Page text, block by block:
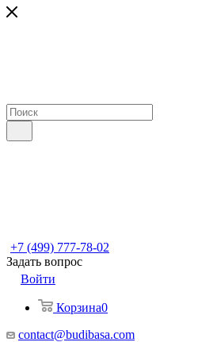
+7 (499) 777-78-02
Задать вопрос
Войти
Корзина0
contact@budibasa.com